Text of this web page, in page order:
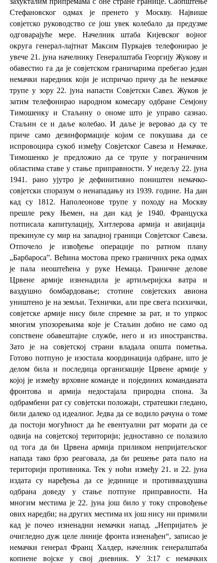
Стефановског одмах је пренето у Москву. Највише
совјетско руководство се још увек колебало да предузме
одговарајуће мере. Начелник штаба Кијевског војног
округа генерал-лајтнат Максим Пуркајев телефонирао је
увече 21. јуна начелнику Генералштаба Георгију Жуковуи
обавестио га да је совјетском граничарима пребегао један
немачки наредник који је испричао причу да ће немачке
трупе у зору 22. јуна напасти Совјетски Савез. Жуков је
затим телефонирао народном комесару одбране Семјону
Тимошенку и Стаљинуо ономе што је управо сазнао.
Стаљин се и даље колебао. И даље је веровао да су те
приче само дезинформације којим се покушава да се
испровоцира сукоб између Совјетског Савеза и Немачке.
Тимошенко је предложио да се трупе у пограничним
областима ставе у стање приправности. У недељу 22. јуна
1941. рано ујутро је дефинитивно поништен немачко-
совјетскиспоразум о ненападању из 1939. године. На дан
кад су 1812. Наполеонове трупе у походу на Москву
прешле рекуЊемен, на дан кад је 1940. Француска
потписала капитулацију, Хитлерова армија и авијација
прекинуле су мир на западној граници Совјетског Савеза.
Отпочело је извођење операције по ратном плану
„Барбароса”. Већина мостова преко граничних река одмах
је пала неоштећена у руке Немаца. Граничне делове
Црвене армије изненадила је артиљеријска ватра и
ваздушно бомбардовање; стотине совјетских авиона
уништено је на земљи. Технички, али пре свега психички,
совјетске армије нису биле спремне за рат, и то упркос
многим упозорењима које је Стаљин добио не само од
сопствене обавештајне службе, него и из иностранства.
Зато је на совјетској страни владала општа пометња.
Готово потпуно је изостала координација одбране, што је
делом била и последица организације Црвене армије у
којој је између врховне команде и појединих команданата
фронтова и армија недостајала природна спона. За
одбрамбени рат су совјетски положаји, стратешки гледано,
били далеко од идеалног. Једва да се водило рачуна о томе
да постоји могућност да ће евентуални рат морати да се
одвија на совјетској територији; једноставно се полазило
од тога да би Црвена армија приликом непријатељског
напада тако брзо реаговала, да би решење рата пало на
територији противника. Тек у ноћи између 21. и 22. јуна
издата су наређења да се јединице и противваздушна
одбрана доведу у стање потпуне приправности. На
многим местима је 22. јуна још било у току спровођење
ових наредби; на других местима их још нису ни примили
кад је почео изненадни немачки напад. „Непријатељ је
очигледно дуж целе линије фронта изненађен“, записао је
немачки генерал Франц Халдер, начелник генералштаба
копнене војске у свој дневник. У 3:17 с немачких